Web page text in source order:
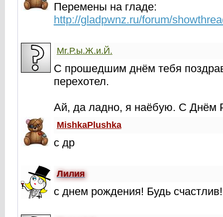
Перемены на гладе:
http://gladpwnz.ru/forum/
Mr.Р.ы.Ж.и.Й.
С прошедшим днём тебя
перехотел.
Ай, да ладно, я наёбую. С Днём
MishkaPlushka
с др
Лилия
с днем рождения! Будь